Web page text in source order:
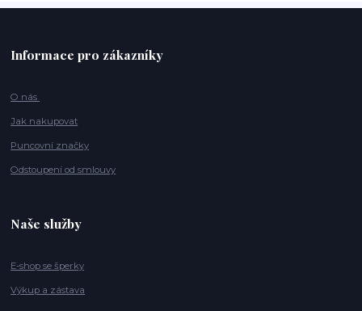
Informace pro zákazníky
O nás
Jak nakupovat
Puncovní značky
Odstoupení od smlouvy
Naše služby
E-shop se šperky
Výkup a zástava